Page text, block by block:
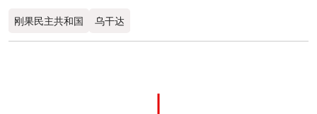
刚果民主共和国 乌干达